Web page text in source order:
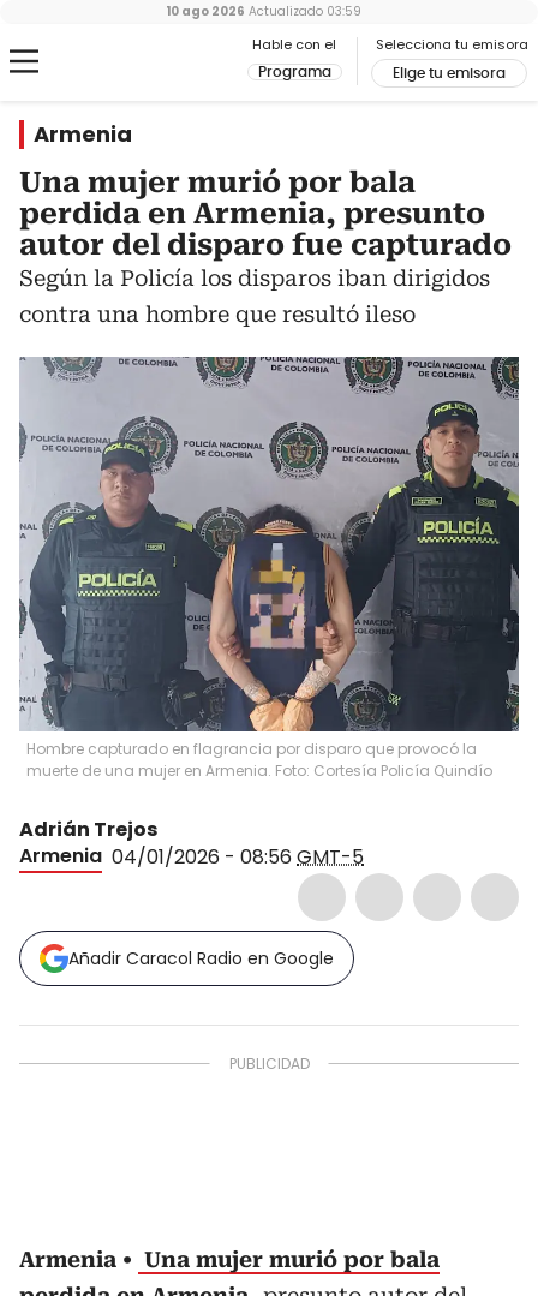
Hable con el
Programa
Selecciona tu emisora
Elige tu emisora
10 ago 2026 Actualizado 03:59
Armenia
Una mujer murió por bala
perdida en Armenia, presunto
autor del disparo fue capturado
Según la Policía los disparos iban dirigidos
contra una hombre que resultó ileso
Hombre capturado en flagrancia por disparo que provocó la
muerte de una mujer en Armenia. Foto: Cortesía Policía Quindío
Adrián Trejos
Armenia 04/01/2026 - 08:56 GMT-5
Añadir Caracol Radio en Google
Armenia
Una mujer murió por bala